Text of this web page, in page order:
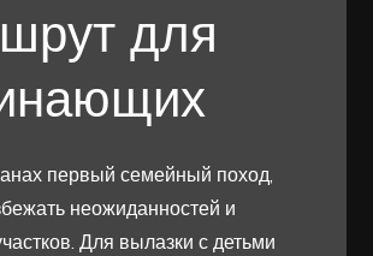
для
первый семейный поход,
неожиданностей и
Для вылазки с детьми